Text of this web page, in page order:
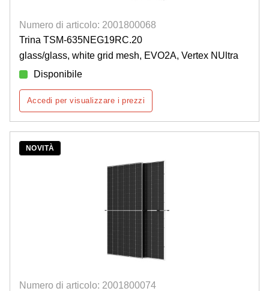
Numero di articolo: 2001800068
Trina TSM-635NEG19RC.20
glass/glass, white grid mesh, EVO2A, Vertex NUltra
Disponibile
Accedi per visualizzare i prezzi
NOVITÀ
Numero di articolo: 2001800074